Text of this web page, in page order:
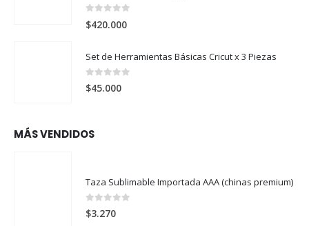
0
$420.000
Set de Herramientas Básicas Cricut x 3 Piezas
0 out of 5
$45.000
MÁS VENDIDOS
Taza Sublimable Importada AAA (chinas premium)
0out of 5
$3.270